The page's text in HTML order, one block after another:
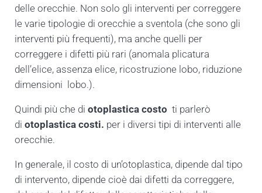
delle orecchie. Non solo gli interventi per correggere
le varie tipologie di orecchie a sventola (che sono gli
interventi più frequenti), ma anche quelli per
correggere i difetti più rari (anomala plicatura
dell’elice, assenza elice, ricostruzione lobo, riduzione
dimensioni lobo.).
Quindi più che di otoplastica costo ti parlerò
di otoplastica costi. per i diversi tipi di interventi alle
orecchie.
In generale, il costo di un’otoplastica, dipende dal tipo
di intervento, dipende cioè dai difetti da correggere,